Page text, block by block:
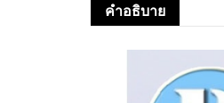
คำอธิบาย